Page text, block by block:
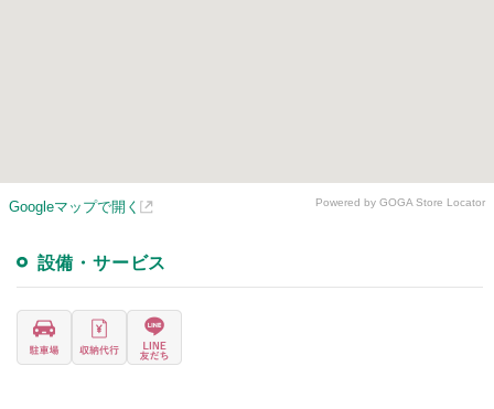
Googleマップで開く Powered by GOGA Store Locator
設備・サービス